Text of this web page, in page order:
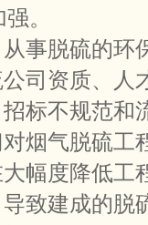
。
事脱硫的环
司资质、人
标不规范和
烟气脱硫工
幅度降低工
致建成的脱